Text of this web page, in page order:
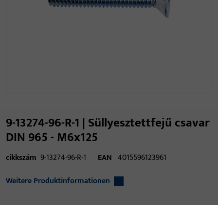
9-13274-96-R-1 | Süllyesztettfejű csavar
DIN 965 - M6x125
cikkszám 9-13274-96-R-1 EAN 4015596123961
Weitere Produktinformationen